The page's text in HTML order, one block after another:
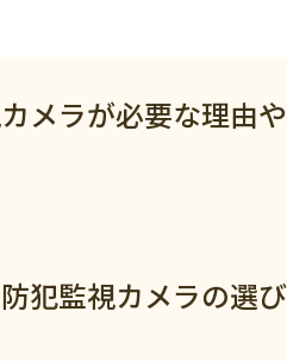
メラが必要な理由
犯監視カメラの選